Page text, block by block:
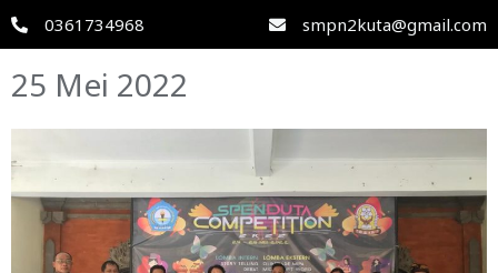
0361734968 smpn2kuta@gmail.com
25 Mei 2022